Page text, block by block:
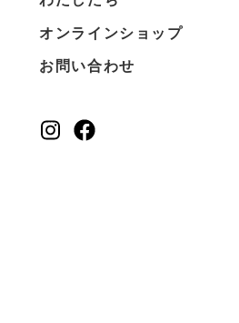
オンラインショップ
お問い合わせ